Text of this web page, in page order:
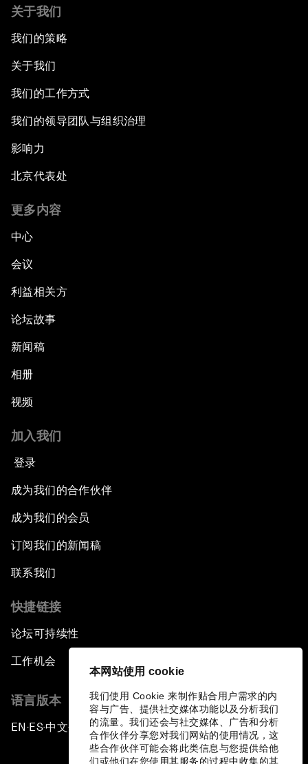
本网站使用 cookie
我们使用 Cookie 来制作贴合用户需求的内
容与广告、提供社交媒体功能以及分析我们
的流量。我们还会与社交媒体、广告和分析
合作伙伴分享您对我们网站的使用情况，这
些合作伙伴可能会将此类信息与您提供给他
们或他们在您使用其服务的过程中收集的其
关于我们
我们的策略
关于我们
我们的工作方式
我们的领导团队与组织治理
影响力
北京代表处
更多内容
中心
会议
利益相关方
论坛故事
新闻稿
相册
视频
加入我们
登录
成为我们的合作伙伴
成为我们的会员
订阅我们的新闻稿
联系我们
快捷链接
论坛可持续性
工作机会
语言版本
EN ▪ES▪中文▪ 日本語